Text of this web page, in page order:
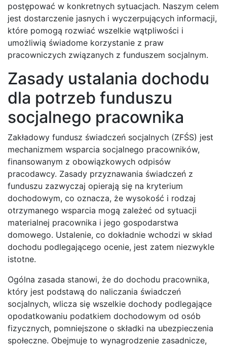
postępować w konkretnych sytuacjach. Naszym celem
jest dostarczenie jasnych i wyczerpujących informacji,
które pomogą rozwiać wszelkie wątpliwości i
umożliwią świadome korzystanie z praw
pracowniczych związanych z funduszem socjalnym.
Zasady ustalania dochodu
dla potrzeb funduszu
socjalnego pracownika
Zakładowy fundusz świadczeń socjalnych (ZFŚS) jest
mechanizmem wsparcia socjalnego pracowników,
finansowanym z obowiązkowych odpisów
pracodawcy. Zasady przyznawania świadczeń z
funduszu zazwyczaj opierają się na kryterium
dochodowym, co oznacza, że wysokość i rodzaj
otrzymanego wsparcia mogą zależeć od sytuacji
materialnej pracownika i jego gospodarstwa
domowego. Ustalenie, co dokładnie wchodzi w skład
dochodu podlegającego ocenie, jest zatem niezwykle
istotne.
Ogólna zasada stanowi, że do dochodu pracownika,
który jest podstawą do naliczania świadczeń
socjalnych, wlicza się wszelkie dochody podlegające
opodatkowaniu podatkiem dochodowym od osób
fizycznych, pomniejszone o składki na ubezpieczenia
społeczne. Obejmuje to wynagrodzenie zasadnicze,